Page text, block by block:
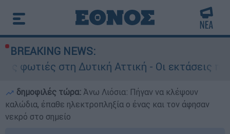
BREAKING NEWS:
Δυτική Αττική - Οι εκτάσεις που κάηκαν
δημοφιλές τώρα: Άνω Λιόσια: Πήγαν να κλέψουν
καλώδια, έπαθε ηλεκτροπληξία ο ένας και τον άφησαν
νεκρό στο σημείο